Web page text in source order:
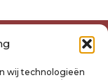
wij technologieën